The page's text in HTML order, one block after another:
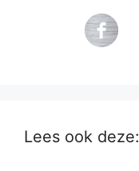
Lees ook deze: